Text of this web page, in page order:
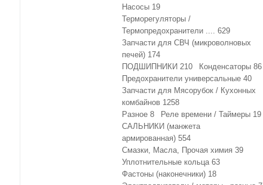
Насосы 19
Терморегуляторы /
Термопредохранители .... 629
Запчасти для СВЧ (микроволновых
печей) 174
ПОДШИПНИКИ 210 Конденсаторы 86
Предохранители универсальные 40
Запчасти для Мясорубок / Кухонных
комбайнов 1258
Разное 8 Реле времени / Таймеры 19
САЛЬНИКИ (манжета
армированная) 554
Смазки, Масла, Прочая химия 39
Уплотнительные кольца 63
Фастоны (наконечники) 18